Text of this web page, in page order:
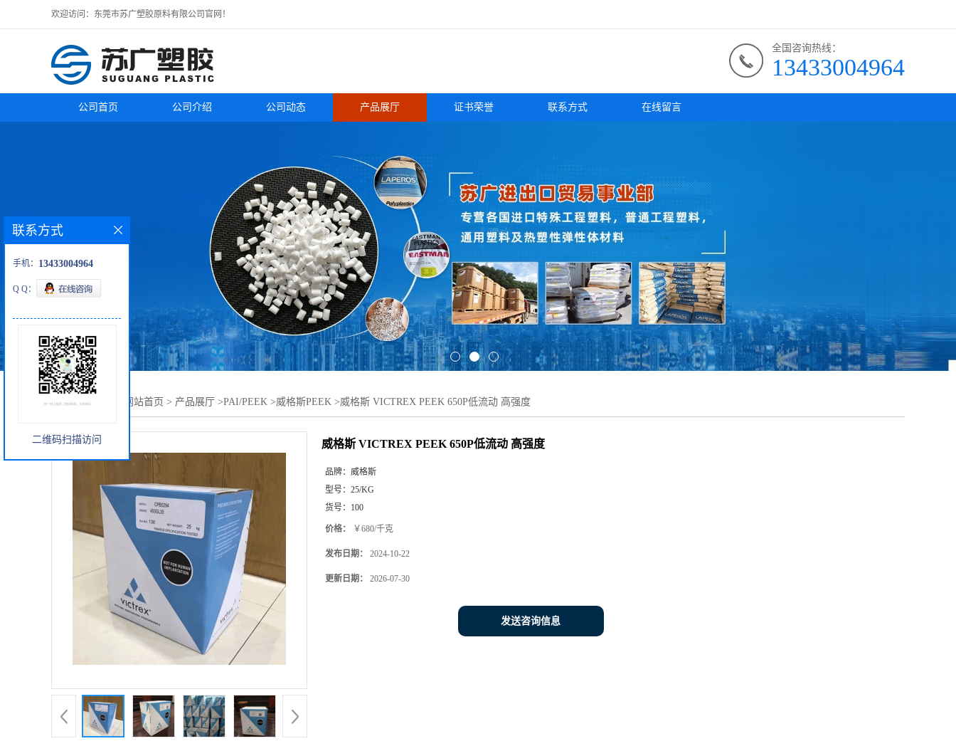
欢迎访问：东莞市苏广塑胶原料有限公司官网！
全国咨询热线：
13433004964
公司首页 公司介绍 公司动态 产品展厅 证书荣誉 联系方式 在线留言
您当前的位置： 网站首页 > 产品展厅 >PAI/PEEK >威格斯PEEK >威格斯 VICTREX PEEK 650P低流动 高强度
威格斯 VICTREX PEEK 650P低流动 高强度
品牌： 威格斯
型号： 25/KG
货号： 100
价格： ￥680/千克
发布日期： 2024-10-22
更新日期： 2026-07-30
发送咨询信息
联系方式
手机： 13433004964
Q Q：
二维码扫描访问